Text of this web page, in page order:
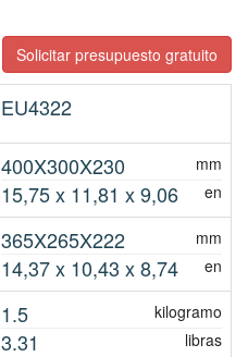
Solicitar presupuesto gratuito
EU4322
400X300X230 mm
15,75 x 11,81 x 9,06 en
365X265X222 mm
14,37 x 10,43 x 8,74 en
1.5 kilogramo
3.31 libras